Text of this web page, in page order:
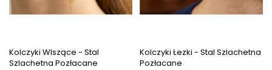
Kolczyki WIszące - Stal
Szlachetna Pozłacane
Kolczyki Łezki - Stal Szlachetna
Pozłacane